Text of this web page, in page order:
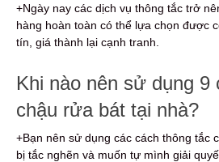
+Ngày nay các dịch vụ thông tắc trở
hàng hoàn toàn có thể lựa chọn được
tín, giá thành lại cạnh tranh.
Khi nào nên sử dụng 9
chậu rửa bát tại nhà?
+Bạn nên sử dụng các cách thông tắc
bị tắc nghẽn và muốn tự mình giải